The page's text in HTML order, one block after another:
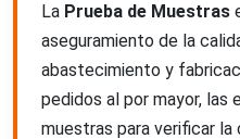
La Prueba de Muestras
aseguramiento de la
abastecimiento y
pedidos al por mayor, las
muestras para verificar